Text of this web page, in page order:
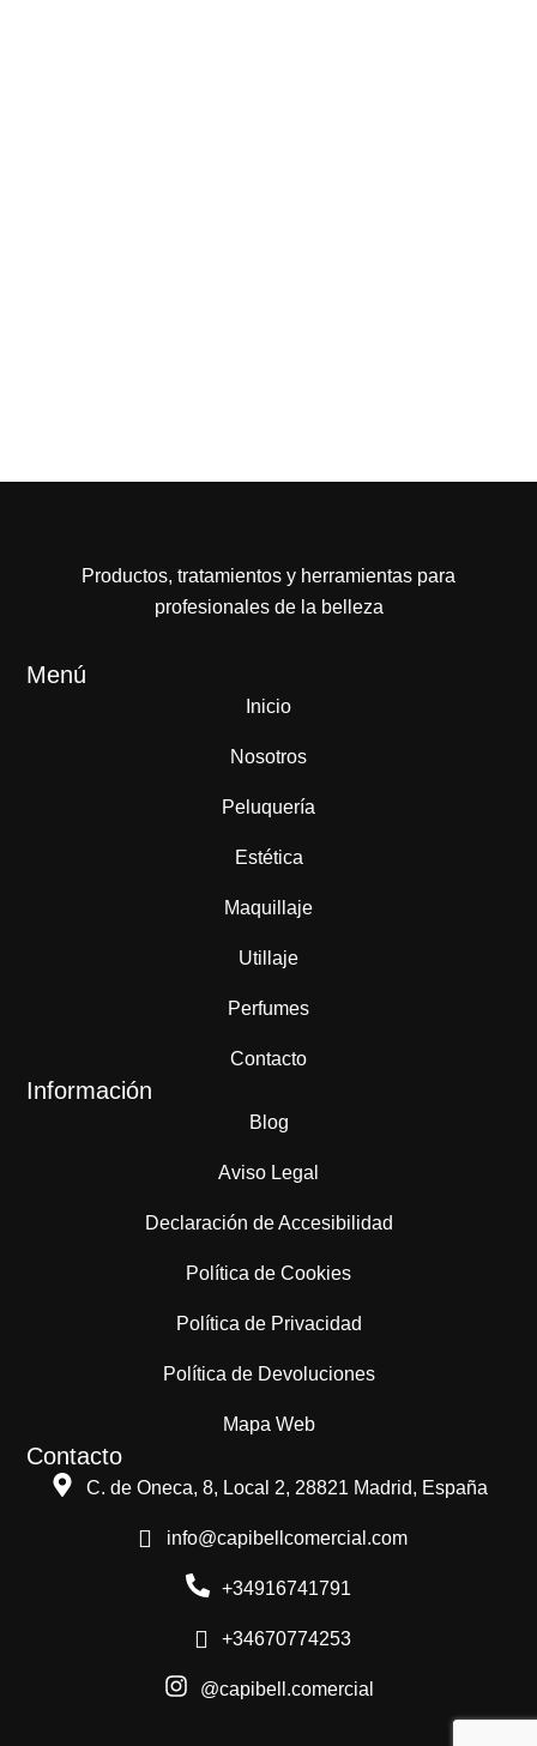
Productos, tratamientos y herramientas para
profesionales de la belleza
Menú
Inicio
Nosotros
Peluquería
Estética
Maquillaje
Utillaje
Perfumes
Contacto
Información
Blog
Aviso Legal
Declaración de Accesibilidad
Política de Cookies
Política de Privacidad
Política de Devoluciones
Mapa Web
Contacto
C. de Oneca, 8, Local 2, 28821 Madrid, España
info@capibellcomercial.com
+34916741791
+34670774253
@capibell.comercial